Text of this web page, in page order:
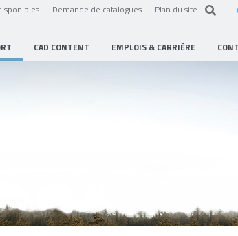
Demande de catalogues Plan du site
CAD CONTENT EMPLOIS & CARRIÈRE